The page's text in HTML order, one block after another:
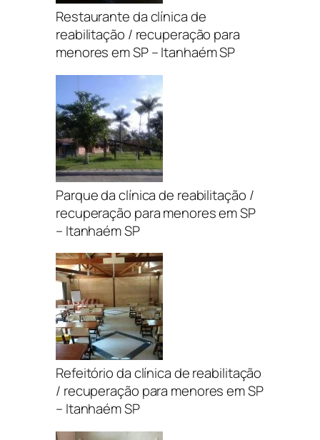
Restaurante da clínica de
reabilitação / recuperação para
menores em SP – Itanhaém SP
Parque da clínica de reabilitação /
recuperação para menores em SP
– Itanhaém SP
Refeitório da clínica de reabilitação
/ recuperação para menores em SP
– Itanhaém SP